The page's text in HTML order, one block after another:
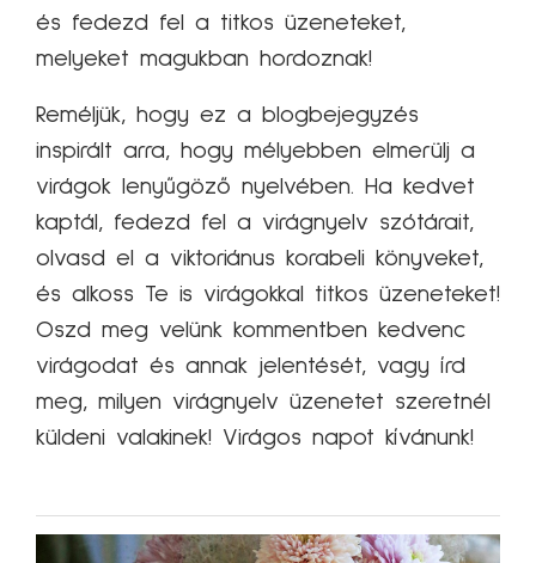
és fedezd fel a titkos üzeneteket,
melyeket magukban hordoznak!
Reméljük, hogy ez a blogbejegyzés
inspirált arra, hogy mélyebben elmerülj a
virágok lenyűgöző nyelvében. Ha kedvet
kaptál, fedezd fel a virágnyelv szótárait,
olvasd el a viktoriánus korabeli könyveket,
és alkoss Te is virágokkal titkos üzeneteket!
Oszd meg velünk kommentben kedvenc
virágodat és annak jelentését, vagy írd
meg, milyen virágnyelv üzenetet szeretnél
küldeni valakinek! Virágos napot kívánunk!